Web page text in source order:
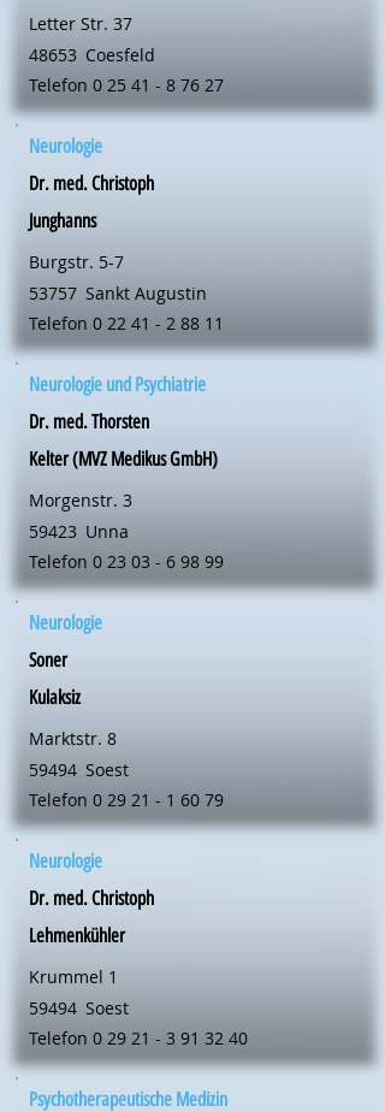
Letter Str. 37
48653 Coesfeld
Telefon 0 25 41 - 8 76 27
Neurologie
Dr. med. Christoph
Junghanns
Burgstr. 5-7
53757 Sankt Augustin
Telefon 0 22 41 - 2 88 11
Neurologie und Psychiatrie
Dr. med. Thorsten
Kelter (MVZ Medikus GmbH)
Morgenstr. 3
59423 Unna
Telefon 0 23 03 - 6 98 99
Neurologie
Soner
Kulaksiz
Marktstr. 8
59494 Soest
Telefon 0 29 21 - 1 60 79
Neurologie
Dr. med. Christoph
Lehmenkühler
Krummel 1
59494 Soest
Telefon 0 29 21 - 3 91 32 40
Psychotherapeutische Medizin